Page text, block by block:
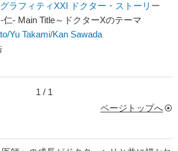
ラフィティXXI ドクター・ストーリー
仁- Main Title～ドクターXのテーマ
Yu Takami/Kan Sawada
1 / 1
ページトップへ